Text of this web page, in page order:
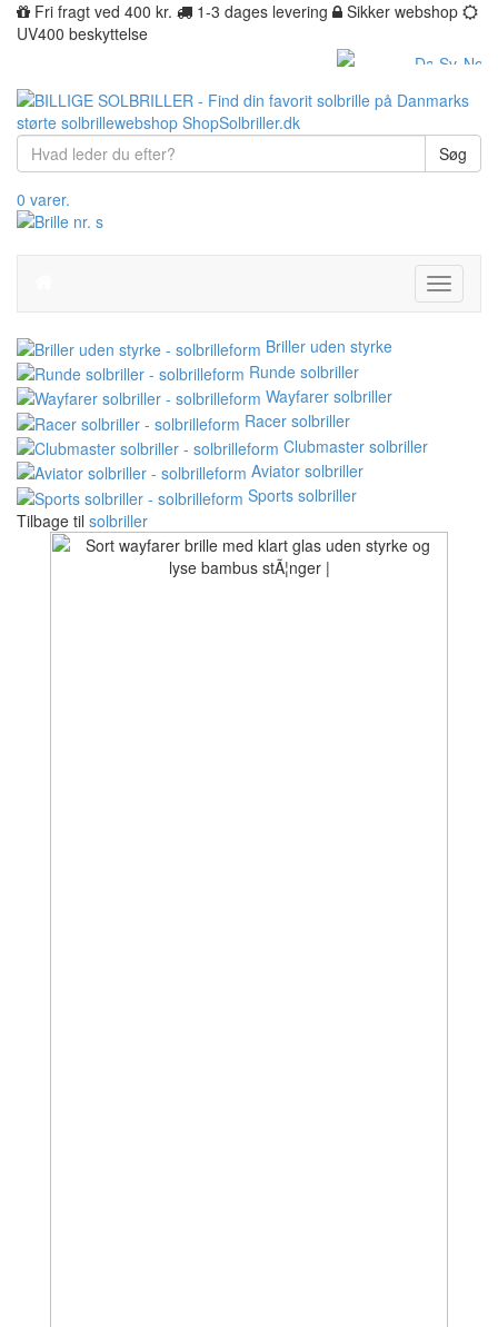
Fri fragt ved 400 kr. 1-3 dages levering
Sikker webshop
UV400 beskyttelse
Søg
0 varer.
Toggle
Briller uden styrke
Runde solbriller
Wayfarer solbriller
Racer solbriller
Clubmaster solbriller
Aviator solbriller
Sports solbriller
Tilbage til solbriller